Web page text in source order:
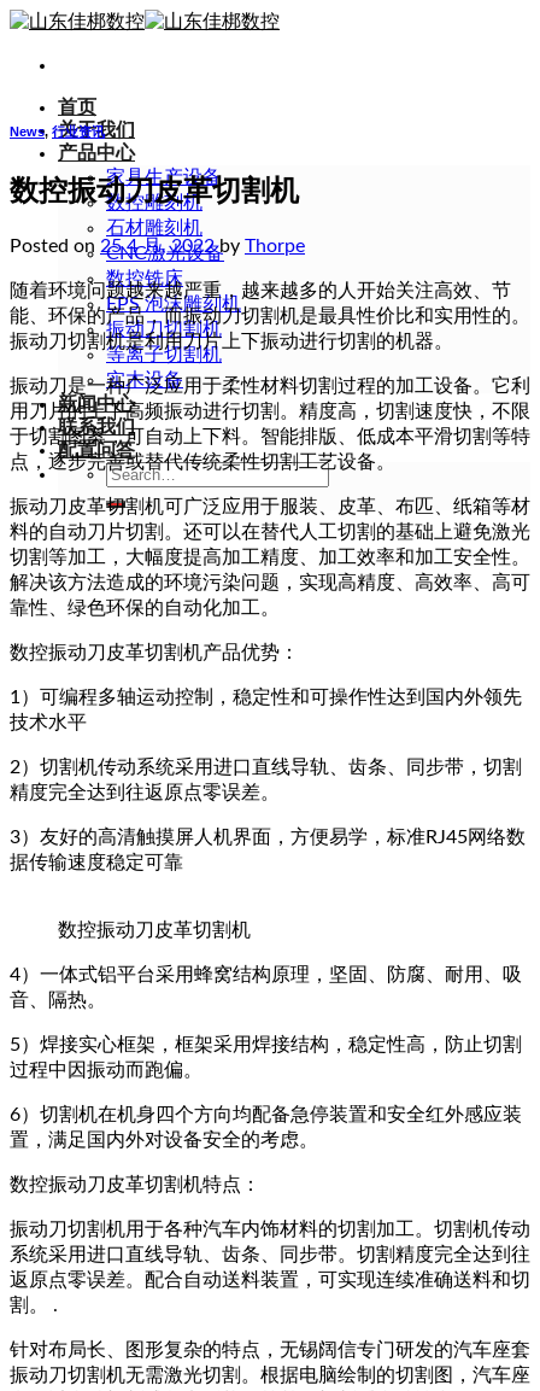
Skip
content
首页
关于我们
产品中心
家具生产设备
数控雕刻机
石材雕刻机
CNC激光设备
数控铣床
EPS 泡沫雕刻机
振动刀切割机
等离子切割机
实木设备
新闻中心
联系我们
配置问答
Search
for:
News, 行业资讯
数控振动刀皮革切割机
Posted on 25 4 月, 2022by Thorpe
随着环境问题越来越严重，越来越多的人开始关注高效、节
能、环保的产品，而振动刀切割机是最具性价比和实用性的。
振动刀切割机是利用刀片上下振动进行切割的机器。
振动刀是一种广泛应用于柔性材料切割过程的加工设备。它利
用刀片的上下高频振动进行切割。精度高，切割速度快，不限
于切割图案，可自动上下料。智能排版、低成本平滑切割等特
点，逐步完善或替代传统柔性切割工艺设备。
振动刀皮革切割机可广泛应用于服装、皮革、布匹、纸箱等材
料的自动刀片切割。还可以在替代人工切割的基础上避免激光
切割等加工，大幅度提高加工精度、加工效率和加工安全性。
解决该方法造成的环境污染问题，实现高精度、高效率、高可
靠性、绿色环保的自动化加工。
数控振动刀皮革切割机产品优势：
1）可编程多轴运动控制，稳定性和可操作性达到国内外领先
技术水平
2）切割机传动系统采用进口直线导轨、齿条、同步带，切割
精度完全达到往返原点零误差。
3）友好的高清触摸屏人机界面，方便易学，标准RJ45网络数
据传输速度稳定可靠
数控振动刀皮革切割机
4）一体式铝平台采用蜂窝结构原理，坚固、防腐、耐用、吸
音、隔热。
5）焊接实心框架，框架采用焊接结构，稳定性高，防止切割
过程中因振动而跑偏。
6）切割机在机身四个方向均配备急停装置和安全红外感应装
置，满足国内外对设备安全的考虑。
数控振动刀皮革切割机特点：
振动刀切割机用于各种汽车内饰材料的切割加工。切割机传动
系统采用进口直线导轨、齿条、同步带。切割精度完全达到往
返原点零误差。配合自动送料装置，可实现连续准确送料和切
割。 .
针对布局长、图形复杂的特点，无锡阔信专门研发的汽车座套
振动刀切割机无需激光切割。根据电脑绘制的切割图，汽车座